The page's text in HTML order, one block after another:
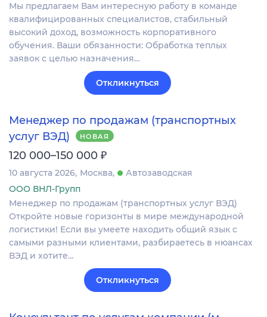
Мы предлагаем Вам интересную работу в команде
квалифицированных специалистов, стабильный
высокий доход, возможность корпоративного
обучения. Ваши обязанности: Обработка теплых
заявок с целью назначения…
Откликнуться
Менеджер по продажам (транспортных
услуг ВЭД)
НОВАЯ
120 000–150 000 ₽
10 августа 2026 Москва
Автозаводская
ООО ВНЛ-Групп
Менеджер по продажам (транспортных услуг ВЭД)
Откройте новые горизонты в мире международной
логистики! Если вы умеете находить общий язык с
самыми разными клиентами, разбираетесь в нюансах
ВЭД и хотите…
Откликнуться